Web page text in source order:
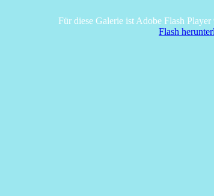
Für diese Galerie ist Adobe Flash
Flash